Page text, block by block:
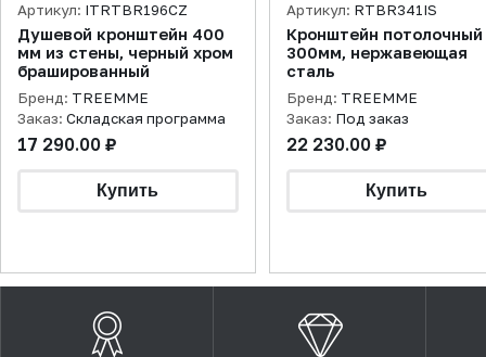
Артикул: ITRTBR196CZ
Душевой кронштейн 400
мм из стены, черный хром
брашированный
Бренд: TREEMME
Заказ: Складская программа
17 290.00 ₽
Артикул: RTBR341IS
Кронштейн потолочный
300мм, нержавеющая
сталь
Бренд: TREEMME
Заказ: Под заказ
22 230.00 ₽